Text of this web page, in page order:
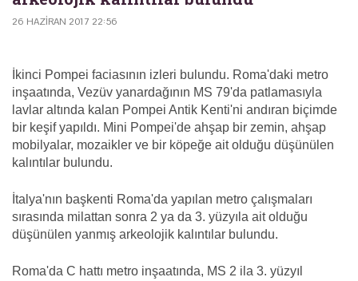
26 HAZIRAN 2017 22:56
İkinci Pompei faciasının izleri bulundu. Roma'daki metro
inşaatında, Vezüv yanardağının MS 79'da patlamasıyla
lavlar altında kalan Pompei Antik Kenti'ni andıran biçimde
bir keşif yapıldı. Mini Pompei'de ahşap bir zemin, ahşap
mobilyalar, mozaikler ve bir köpeğe ait olduğu düşünülen
kalıntılar bulundu.
İtalya'nın başkenti Roma'da yapılan metro çalışmaları
sırasında milattan sonra 2 ya da 3. yüzyıla ait olduğu
düşünülen yanmış arkeolojik kalıntılar bulundu.
Roma'da C hattı metro inşaatında, MS 2 ila 3. yüzyıl